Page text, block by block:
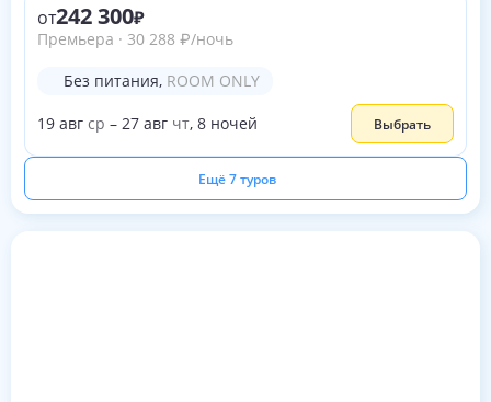
от242 300
Премьера · 30 288 ₽/ночь
Без питания, ROOM ONLY
19 авг ср – 27 авг чт, 8 ночей Выбрать
Ещё 7 туров